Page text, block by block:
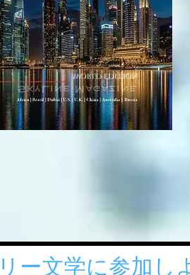
ー文学に参加し